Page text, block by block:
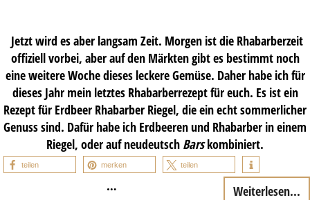
Jetzt wird es aber langsam Zeit. Morgen ist die Rhabarberzeit
offiziell vorbei, aber auf den Märkten gibt es bestimmt noch
eine weitere Woche dieses leckere Gemüse. Daher habe ich für
dieses Jahr mein letztes Rhabarberrezept für euch. Es ist ein
Rezept für Erdbeer Rhabarber Riegel, die ein echt sommerlicher
Genuss sind. Dafür habe ich Erdbeeren und Rhabarber in einem
Riegel, oder auf neudeutsch Barskombiniert.
teilen merken teilen
… Weiterlesen...